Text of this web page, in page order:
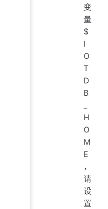
变
量
$
I
O
T
D
B
H
O
M
E
，
请
设
置